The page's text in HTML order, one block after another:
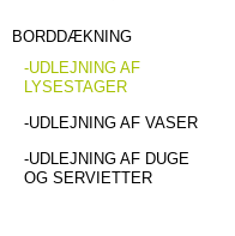
BORDDÆKNING
-UDLEJNING AF
LYSESTAGER
-UDLEJNING AF VASER
-UDLEJNING AF DUGE
OG SERVIETTER